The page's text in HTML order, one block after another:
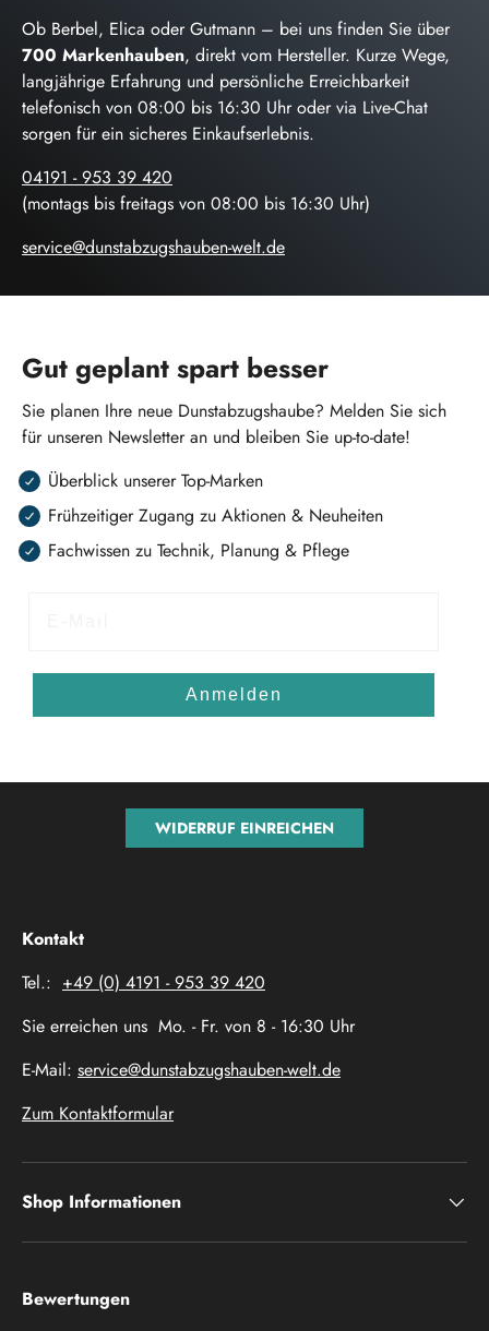
Ob Berbel, Elica oder Gutmann – bei uns finden Sie über
700 Markenhauben, direkt vom Hersteller. Kurze Wege,
langjährige Erfahrung und persönliche Erreichbarkeit
telefonisch von 08:00 bis 16:30 Uhr oder via Live-Chat
sorgen für ein sicheres Einkaufserlebnis.
04191 - 953 39 420
(montags bis freitags von 08:00 bis 16:30 Uhr)
service@dunstabzugshauben-welt.de
Gut geplant spart besser
Sie planen Ihre neue Dunstabzugshaube? Melden Sie sich
für unseren Newsletter an und bleiben Sie up-to-date!
Überblick unserer Top-Marken
Frühzeitiger Zugang zu Aktionen & Neuheiten
Fachwissen zu Technik, Planung & Pflege
Anmelden
WIDERRUF EINREICHEN
Kontakt
Tel.: +49 (0) 4191 - 953 39 420
Sie erreichen uns Mo. - Fr. von 8 - 16:30 Uhr
E-Mail: service@dunstabzugshauben-welt.de
Zum Kontaktformular
Shop Informationen
Bewertungen